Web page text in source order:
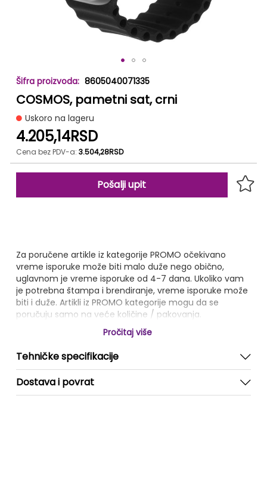
8605040071335
COSMOS, pametni sat, crni
Uskoro na lageru
4.205,14RSD
Cena bez PDV-a: 3.504,28RSD
Pošalji upit
Za poručene artikle iz kategorije PROMO očekivano
vreme isporuke može biti malo duže nego obično,
uglavnom je vreme isporuke od 4-7 dana. Ukoliko vam
je potrebna štampa i brendiranje, vreme isporuke može
biti i duže. Artikli iz PROMO kategorije mogu da se
poručuju samo na veće količine / pakovanja.
Pročitaj više
Tehničke specifikacije
Dostava i povrat
Skip
to
the
of
the
gallery